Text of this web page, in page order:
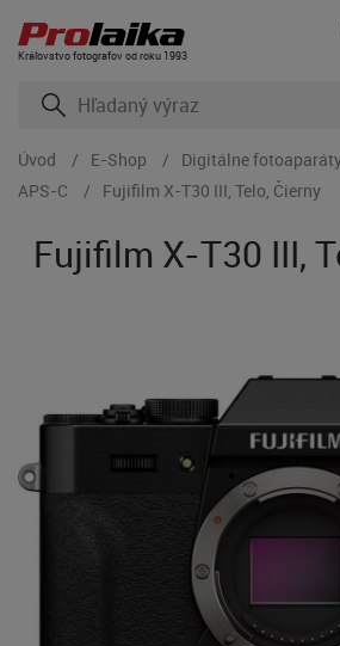
Kráľovstvo fotografov od roku 1993
Úvod E-Shop Digitálne
APS-C
Fujifilm X-T30 III, Telo, Čierny
Fujifilm X-T30 III,